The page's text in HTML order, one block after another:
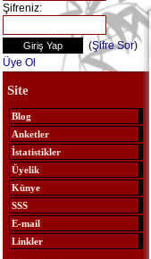
Şifreniz:
(Şifre Sor)
Üye Ol
Site
Blog
Anketler
İstatistikler
Üyelik
Künye
SSS
E-mail
Linkler